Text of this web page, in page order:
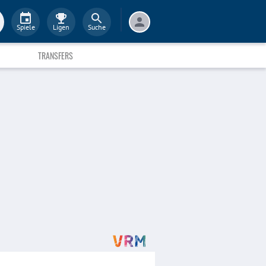
Spiele Ligen Suche
TRANSFERS